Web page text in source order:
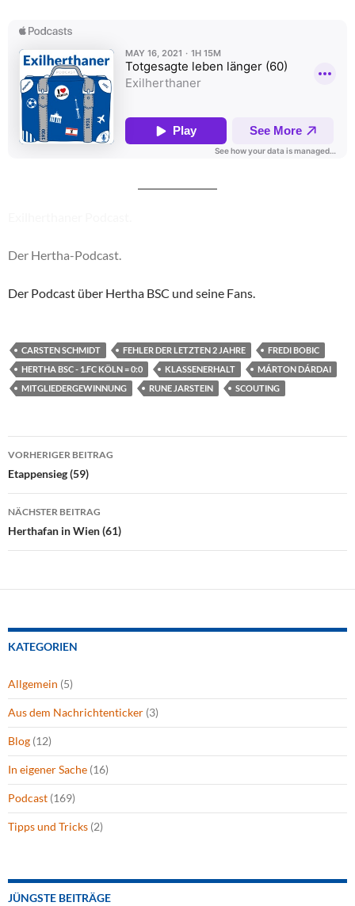
Der Hertha-Podcast.
Der Podcast über Hertha BSC und seine Fans.
CARSTEN SCHMIDT FEHLER DER LETZTEN 2 JAHRE
FREDI BOBIC
HERTHA BSC - 1.FC KÖLN = 0:0
KLASSENERHALT
MÁRTON DÁRDAI
MITGLIEDERGEWINNUNG
RUNE JARSTEIN SCOUTING
Beitragsnavigation
VORHERIGER BEITRAG
Etappensieg (59)
NÄCHSTER BEITRAG
Herthafan in Wien (61)
KATEGORIEN
Allgemein (5)
Aus dem Nachrichtenticker (3)
Blog (12)
In eigener Sache (16)
Podcast (169)
Tipps und Tricks (2)
JÜNGSTE BEITRÄGE